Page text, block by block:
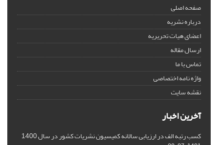
صفحه اصلی
درباره نشریه
اعضای هیات تحریریه
ارسال مقاله
تماس با ما
واژه نامه اختصاصی
نقشه سایت
آخرین اخبار
کسب رتبه الف در ارزیابی سالانه کمیسیون نشریات کشور در سال 1400